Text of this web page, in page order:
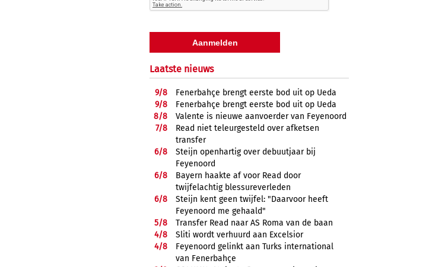
Laatste nieuws
9/8
Fenerbahçe brengt eerste bod uit op Ueda
9/8
Fenerbahçe brengt eerste bod uit op Ueda
8/8
Valente is nieuwe aanvoerder van Feyenoord
7/8
Read niet teleurgesteld over afketsen
transfer
6/8
Steijn openhartig over debuutjaar bij
Feyenoord
6/8
Bayern haakte af voor Read door
twijfelachtig blessureverleden
6/8
Steijn kent geen twijfel: "Daarvoor heeft
Feyenoord me gehaald"
5/8
Transfer Read naar AS Roma van de baan
4/8
Sliti wordt verhuurd aan Excelsior
4/8
Feyenoord gelinkt aan Turks international
van Fenerbahçe